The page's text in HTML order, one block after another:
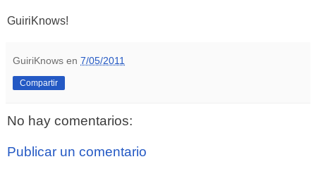
GuiriKnows!
GuiriKnows en 7/05/2011
Compartir
No hay comentarios:
Publicar un comentario